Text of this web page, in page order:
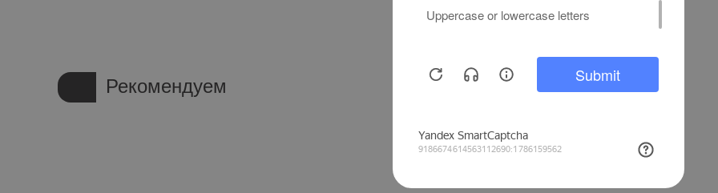
Рекомендуем